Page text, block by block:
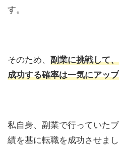
す。
そのため、 副業に挑戦して
成功する確率は一気にアッ
私自身、副業で行っていた
績を基に転職を成功させまし